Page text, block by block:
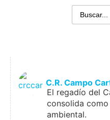
C.R. Campo
El regadío del
consolida
ambiental.